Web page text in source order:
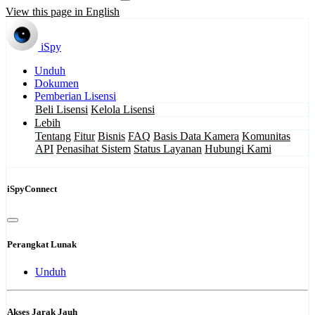
View this page in English
iSpy
Unduh
Dokumen
Pemberian Lisensi
Beli Lisensi Kelola Lisensi
Lebih
Tentang Fitur Bisnis FAQ Basis Data Kamera Komunitas
API Penasihat Sistem Status Layanan Hubungi Kami
iSpyConnect
Perangkat Lunak
Unduh
Akses Jarak Jauh